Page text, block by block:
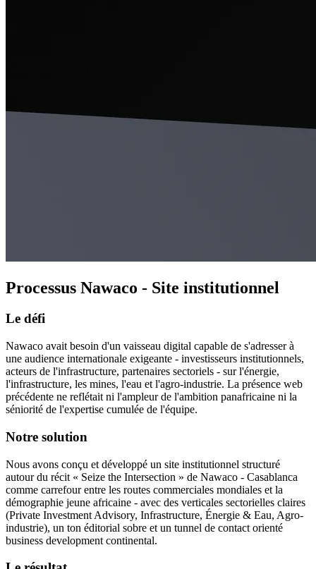
Processus Nawaco - Site institutionnel
Le défi
Nawaco avait besoin d'un vaisseau digital capable de s'adresser à
une audience internationale exigeante - investisseurs institutionnels,
acteurs de l'infrastructure, partenaires sectoriels - sur l'énergie,
l'infrastructure, les mines, l'eau et l'agro-industrie. La présence web
précédente ne reflétait ni l'ampleur de l'ambition panafricaine ni la
séniorité de l'expertise cumulée de l'équipe.
Notre solution
Nous avons conçu et développé un site institutionnel structuré
autour du récit « Seize the Intersection » de Nawaco - Casablanca
comme carrefour entre les routes commerciales mondiales et la
démographie jeune africaine - avec des verticales sectorielles claires
(Private Investment Advisory, Infrastructure, Énergie & Eau, Agro-
industrie), un ton éditorial sobre et un tunnel de contact orienté
business development continental.